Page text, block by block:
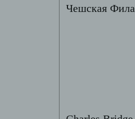
Чешская